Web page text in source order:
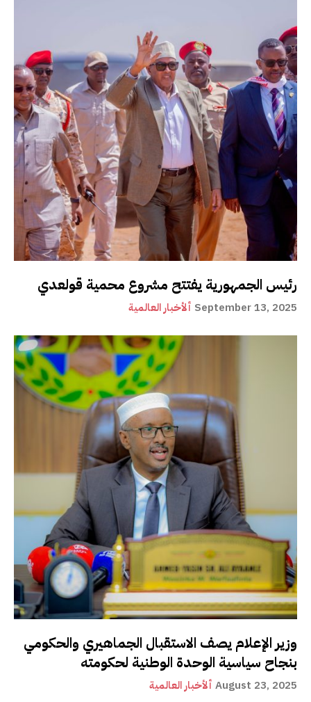
رئيس الجمهورية يفتتح مشروع محمية قولعدي
ألأخبار العالمية September 13, 2025
وزير الإعلام يصف الاستقبال الجماهيري والحكومي
بنجاح سياسية الوحدة الوطنية لحكومته
ألأخبار العالمية August 23, 2025